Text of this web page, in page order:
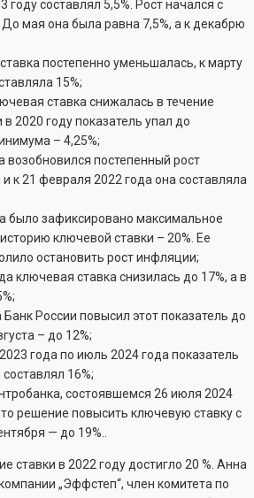
году составлял 5,5%. Рост начался с
мая она была равна 7,5%, а к декабрю
постепенно уменьшалась, к марту
15%;
ставка снижалась в течение
в 2020 году показатель упал до
– 4,25%;
возобновился постепенный рост
к 21 февраля 2022 года она составляла
было зафиксировано максимальное
ключевой ставки – 20%. Ее
остановить рост инфляции;
ключевая ставка снизилась до 17%, а в
России повысил этот показатель до
– до 12%;
года по июль 2024 года показатель
16%;
состоявшемся 26 июля 2024
решение повысить ключевую ставку с
— до 19%..
ставки в 2022 году достигло 20 %. Анна
„Эффстеп“, член комитета по